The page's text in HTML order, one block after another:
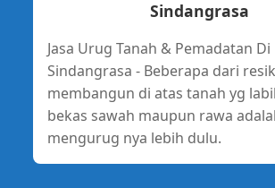
Sindangrasa
Jasa Urug Tanah & Pemadatan Di
Sindangrasa - Beberapa dari
membangun di atas tanah yg
bekas sawah maupun rawa
mengurug nya lebih dulu.